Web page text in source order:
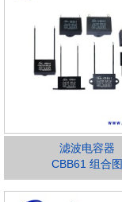
滤波电容器
CBB61 组合图